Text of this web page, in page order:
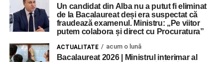
Un candidat din Alba nu a putut fi eliminat
de la Bacalaureat deși era suspectat că
fraudează examenul. Ministru: „Pe viitor
putem colabora și direct cu Procuratura”
ACTUALITATE acum o lună
Bacalaureat 2026 | Ministrul interimar al